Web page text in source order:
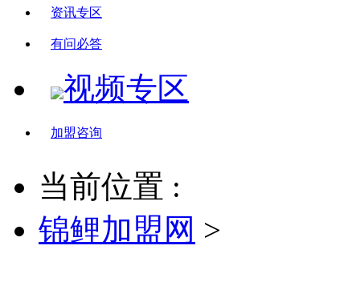
资讯专区
有问必答
视频专区
加盟咨询
当前位置 :
锦鲤加盟网 >